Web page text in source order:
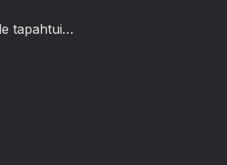
tapahtui…